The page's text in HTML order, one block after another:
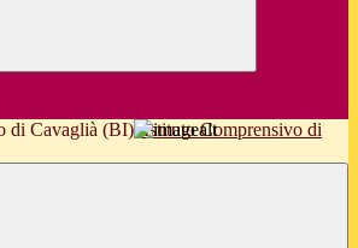
Istituto Comprensivo di